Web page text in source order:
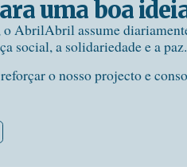
uma boa
o AbrilAbril assume
social, a solidariedade e a paz.
o nosso projecto e